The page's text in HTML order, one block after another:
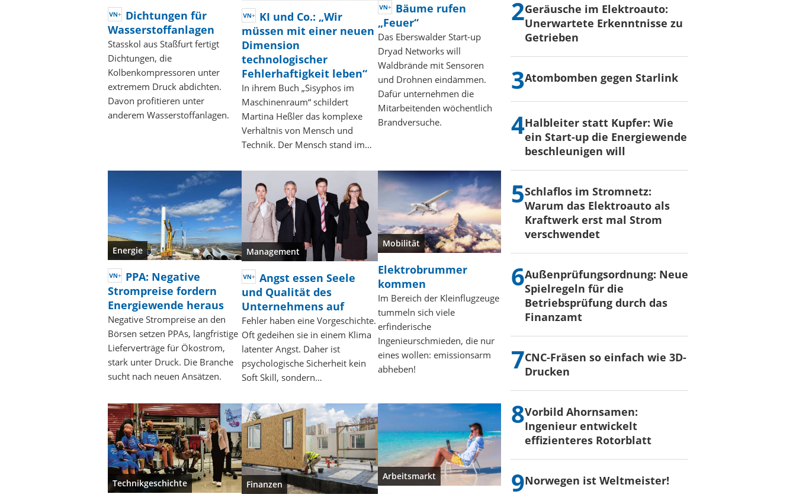
Dichtungen für
Wasserstoffanlagen
Stasskol aus Staßfurt fertigt
Dichtungen, die
Kolbenkompressoren unter
extremem Druck abdichten.
Davon profitieren unter
anderem Wasserstoffanlagen.
KI und Co.: „Wir
müssen mit einer neuen
Dimension
technologischer
Fehlerhaftigkeit leben“
In ihrem Buch „Sisyphos im
Maschinenraum“ schildert
Martina Heßler das komplexe
Verhältnis von Mensch und
Technik. Der Mensch stand im…
Bäume rufen
„Feuer“
Das Eberswalder Start-up
Dryad Networks will
Waldbrände mit Sensoren
und Drohnen eindämmen.
Dafür unternehmen die
Mitarbeitenden wöchentlich
Brandversuche.
Energie
PPA: Negative
Strompreise fordern
Energiewende heraus
Negative Strompreise an den
Börsen setzen PPAs, langfristige
Lieferverträge für Ökostrom,
stark unter Druck. Die Branche
sucht nach neuen Ansätzen.
Management
Angst essen Seele
und Qualität des
Unternehmens auf
Fehler haben eine Vorgeschichte.
Oft gedeihen sie in einem Klima
latenter Angst. Daher ist
psychologische Sicherheit kein
Soft Skill, sondern…
Mobilität
Elektrobrummer
kommen
Im Bereich der Kleinflugzeuge
tummeln sich viele
erfinderische
Ingenieurschmieden, die nur
eines wollen: emissionsarm
abheben!
Technikgeschichte Finanzen
Arbeitsmarkt
Geräusche im Elektroauto:
Unerwartete Erkenntnisse zu
Getrieben
Atombomben gegen Starlink
Halbleiter statt Kupfer: Wie
ein Start-up die Energiewende
beschleunigen will
Schlaflos im Stromnetz:
Warum das Elektroauto als
Kraftwerk erst mal Strom
verschwendet
Außenprüfungsordnung: Neue
Spielregeln für die
Betriebsprüfung durch das
Finanzamt
CNC-Fräsen so einfach wie 3D-
Drucken
Vorbild Ahornsamen:
Ingenieur entwickelt
effizienteres Rotorblatt
Norwegen ist Weltmeister!